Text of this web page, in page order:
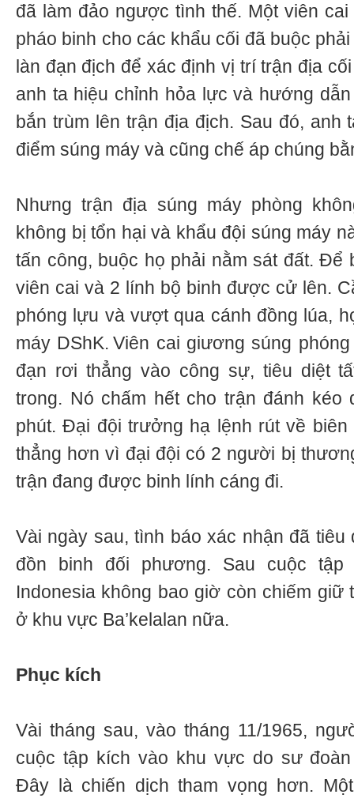
đã làm đảo ngược tình thế. Một viên
pháo binh cho các khẩu cối đã buộc
làn đạn địch để xác định vị trí trận địa
anh ta hiệu chỉnh hỏa lực và hướng
bắn trùm lên trận địa địch. Sau đó, anh
điểm súng máy và cũng chế áp chúng
Nhưng trận địa súng máy phòng
không bị tổn hại và khẩu đội súng máy
tấn công, buộc họ phải nằm sát đất. Để
viên cai và 2 lính bộ binh được cử lên.
phóng lựu và vượt qua cánh đồng lúa,
máy DShK. Viên cai giương súng
đạn rơi thẳng vào công sự, tiêu diệt
trong. Nó chấm hết cho trận đánh
phút. Đại đội trưởng hạ lệnh rút về
thẳng hơn vì đại đội có 2 người bị
trận đang được binh lính cáng đi.
Vài ngày sau, tình báo xác nhận đã
đồn binh đối phương. Sau cuộc
Indonesia không bao giờ còn chiếm giữ
ở khu vực Ba’kelalan nữa.
Phục kích
Vài tháng sau, vào tháng 11/1965,
cuộc tập kích vào khu vực do sư
Đây là chiến dịch tham vọng hơn.